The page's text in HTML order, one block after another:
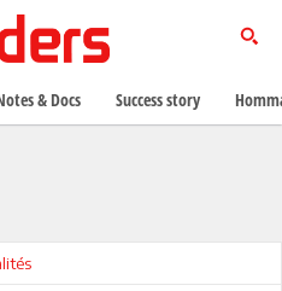
& Docs Success story